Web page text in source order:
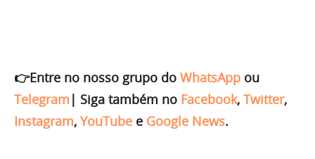
👉Entre no nosso grupo do WhatsApp ou
Telegram | Siga também no Facebook, Twitter,
Instagram, YouTube e Google News.